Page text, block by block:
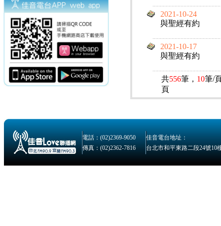
2021-10-24
與聖經有約
2021-10-17
與聖經有約
共556筆， 10筆/
頁
電話：(02)2369-9050
佳音電台地址：
傳真：(02)2362-7816
台北市和平東路二段24號10